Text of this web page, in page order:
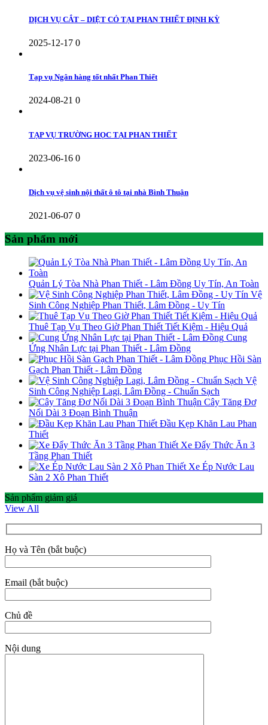
DỊCH VỤ CẮT – DIỆT CỎ TẠI PHAN THIẾT ĐỊNH KỲ
2025-12-17 0
Tạp vụ Ngân hàng tốt nhất Phan Thiết
2024-08-21 0
TẠP VỤ TRƯỜNG HỌC TẠI PHAN THIẾT
2023-06-16 0
Dịch vụ vệ sinh nội thất ô tô tại nhà Bình Thuận
2021-06-07 0
Sản phẩm mới
Quản Lý Tòa Nhà Phan Thiết - Lâm Đồng Uy Tín, An Toàn
Vệ
Sinh Công Nghiệp Phan Thiết, Lâm Đồng - Uy Tín
Thuê Tạp Vụ Theo Giờ Phan Thiết Tiết Kiệm - Hiệu Quả
Cung
Ứng Nhân Lực tại Phan Thiết - Lâm Đồng
Phục Hồi Sàn
Gạch Phan Thiết - Lâm Đồng
Vệ
Sinh Công Nghiệp Lagi, Lâm Đồng - Chuẩn Sạch
Cây Tăng Đơ
Nối Dài 3 Đoạn Bình Thuận
Đầu Kẹp Khăn Lau Phan
Thiết
Xe Đẩy Thức Ăn 3
Tầng Phan Thiết
Xe Ép Nước Lau
Sàn 2 Xô Phan Thiết
Sản phẩm giảm giá
View All
Họ và Tên (bắt buộc)
Email (bắt buộc)
Chủ đề
Nội dung